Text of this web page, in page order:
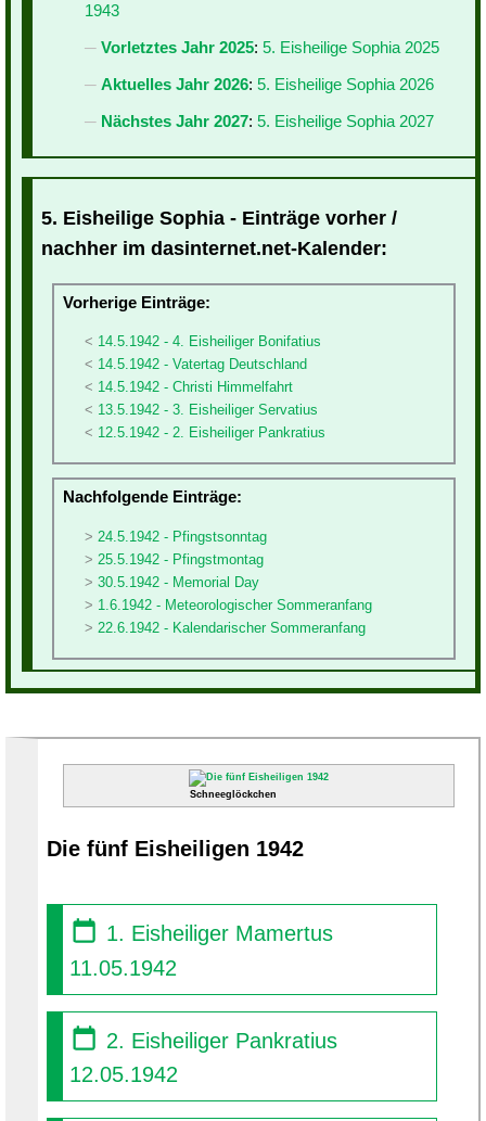
1943
Vorletztes Jahr 2025: 5. Eisheilige Sophia 2025
Aktuelles Jahr 2026: 5. Eisheilige Sophia 2026
Nächstes Jahr 2027: 5. Eisheilige Sophia 2027
5. Eisheilige Sophia - Einträge vorher /
nachher im dasinternet.net-Kalender:
Vorherige Einträge:
14.5.1942 - 4. Eisheiliger Bonifatius
14.5.1942 - Vatertag Deutschland
14.5.1942 - Christi Himmelfahrt
13.5.1942 - 3. Eisheiliger Servatius
12.5.1942 - 2. Eisheiliger Pankratius
Nachfolgende Einträge:
24.5.1942 - Pfingstsonntag
25.5.1942 - Pfingstmontag
30.5.1942 - Memorial Day
1.6.1942 - Meteorologischer Sommeranfang
22.6.1942 - Kalendarischer Sommeranfang
Schneeglöckchen
Die fünf Eisheiligen 1942
1. Eisheiliger Mamertus
11.05.1942
2. Eisheiliger Pankratius
12.05.1942